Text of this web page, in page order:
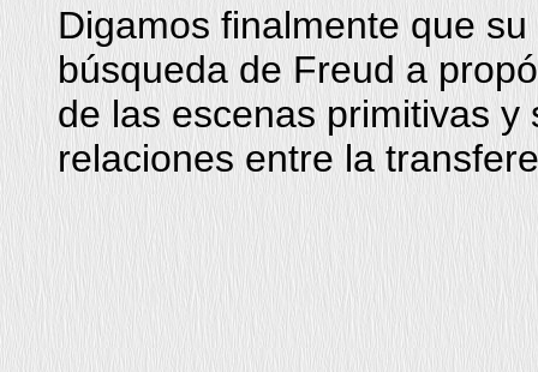
Digamos finalmente que
búsqueda de Freud a
de las escenas primitivas
relaciones entre la